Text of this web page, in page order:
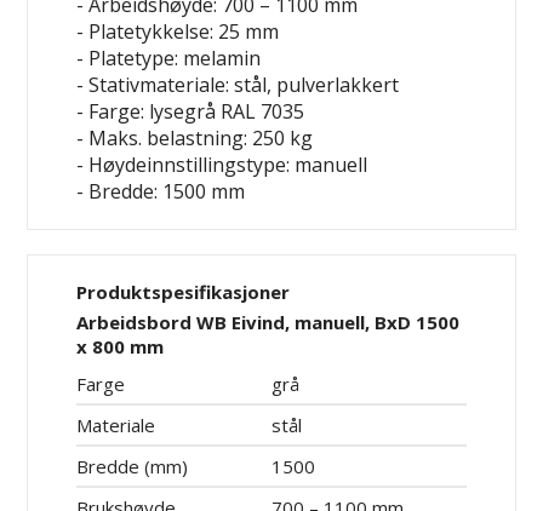
- Platetykkelse: 25 mm
- Platetype: melamin
- Stativmateriale: stål, pulverlakkert
- Farge: lysegrå RAL 7035
- Maks. belastning: 250 kg
- Høydeinnstillingstype: manuell
- Bredde: 1500 mm
Produktspesifikasjoner
Arbeidsbord WB Eivind, manuell, BxD 1500
x 800 mm
Farge
grå
Materiale
stål
Bredde (mm)
1500